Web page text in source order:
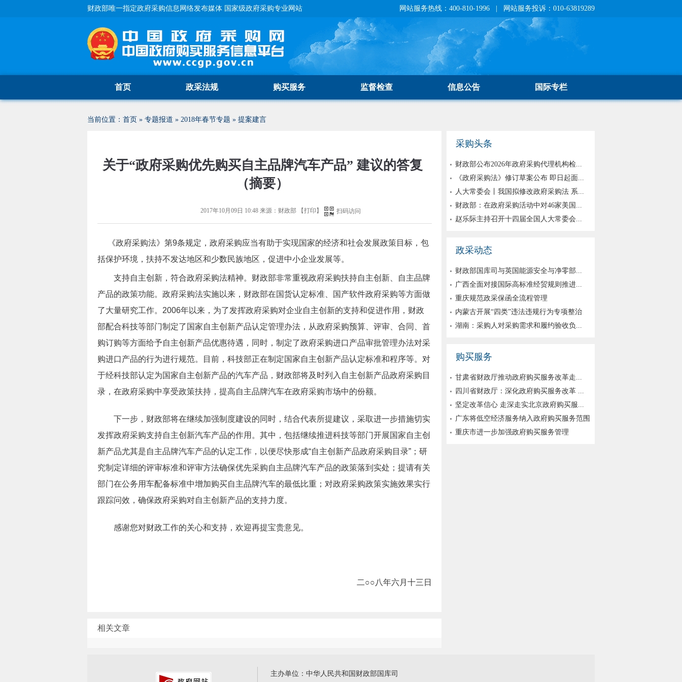
财政部唯一指定政府采购信息网络发布媒体 国家级政府采购专业网站 网站服务热线：400-810-1996 | 网站服务投诉：010-63819289
首页 政采法规 购买服务 监督检查 信息公告 国际专栏
当前位置： 首页 » 专题报道 » 2018年春节专题 » 提案建言
关于“政府采购优先购买自主品牌汽车产品” 建议的答复
（摘要）
2017年10月09日 10:48来源： 财政部【打印 】 扫码访问
《政府采购法》第9条规定，政府采购应当有助于实现国家的经济和社会发展政策目标，包
括保护环境，扶持不发达地区和少数民族地区，促进中小企业发展等。
支持自主创新，符合政府采购法精神。财政部非常重视政府采购扶持自主创新、自主品牌
产品的政策功能。政府采购法实施以来，财政部在国货认定标准、国产软件政府采购等方面做
了大量研究工作。2006年以来，为了发挥政府采购对企业自主创新的支持和促进作用，财政
部配合科技等部门制定了国家自主创新产品认定管理办法，从政府采购预算、评审、合同、首
购订购等方面给予自主创新产品优惠待遇，同时，制定了政府采购进口产品审批管理办法对采
购进口产品的行为进行规范。目前，科技部正在制定国家自主创新产品认定标准和程序等。对
于经科技部认定为国家自主创新产品的汽车产品，财政部将及时列入自主创新产品政府采购目
录，在政府采购中享受政策扶持，提高自主品牌汽车在政府采购市场中的份额。
下一步，财政部将在继续加强制度建设的同时，结合代表所提建议，采取进一步措施切实
发挥政府采购支持自主创新汽车产品的作用。其中，包括继续推进科技等部门开展国家自主创
新产品尤其是自主品牌汽车产品的认定工作，以便尽快形成“自主创新产品政府采购目录”；研
究制定详细的评审标准和评审方法确保优先采购自主品牌汽车产品的政策落到实处；提请有关
部门在公务用车配备标准中增加购买自主品牌汽车的最低比重；对政府采购政策实施效果实行
跟踪问效，确保政府采购对自主创新产品的支持力度。
感谢您对财政工作的关心和支持，欢迎再提宝贵意见。
二○○八年六月十三日
相关文章
采购头条
财政部公布2026年政府采购代理机构检...
《政府采购法》修订草案公布 即日起面...
人大常委会丨我国拟修改政府采购法 系...
财政部：在政府采购活动中对46家美国...
赵乐际主持召开十四届全国人大常委会...
政采动态
财政部国库司与英国能源安全与净零部...
广西全面对接国际高标准经贸规则推进...
重庆规范政采保函全流程管理
内蒙古开展“四类”违法违规行为专项整治
湖南：采购人对采购需求和履约验收负...
购买服务
甘肃省财政厅推动政府购买服务改革走...
四川省财政厅：深化政府购买服务改革 ...
坚定改革信心 走深走实北京政府购买服...
广东将低空经济服务纳入政府购买服务范围
重庆市进一步加强政府购买服务管理
主办单位：中华人民共和国财政部国库司